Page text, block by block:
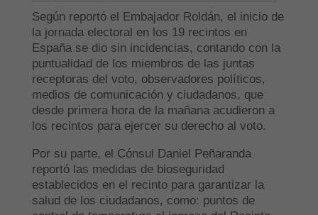
Según reportó el Embajador Roldán, el inicio de
la jornada electoral en los 19 recintos en
España se dio sin incidencias, contando con la
puntualidad de los miembros de las juntas
receptoras del voto, observadores políticos,
medios de comunicación y ciudadanos, que
desde primera hora de la mañana acudieron a
los recintos para ejercer su derecho al voto.
Por su parte, el Cónsul Daniel Peñaranda
reportó las medidas de bioseguridad
establecidos en el recinto para garantizar la
salud de los ciudadanos, como: puntos de